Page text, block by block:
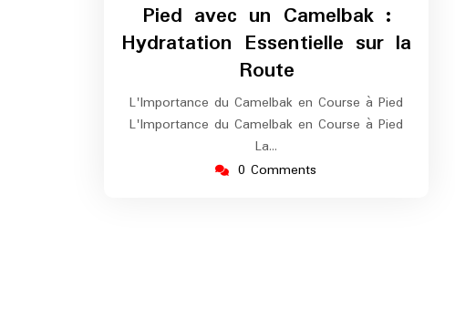
Pied avec un Camelbak :
Hydratation Essentielle sur la
Route
L'Importance du Camelbak en Course à Pied
L'Importance du Camelbak en Course à Pied
La…
0 Comments